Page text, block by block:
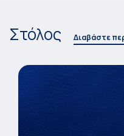
Στόλος Διαβάστε